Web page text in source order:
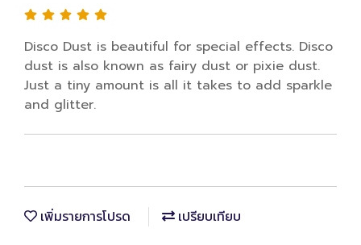
Disco Dust is beautiful for special effects. Disco
dust is also known as fairy dust or pixie dust.
Just a tiny amount is all it takes to add sparkle
and glitter.
เพิ่มรายการโปรด เปรียบเทียบ